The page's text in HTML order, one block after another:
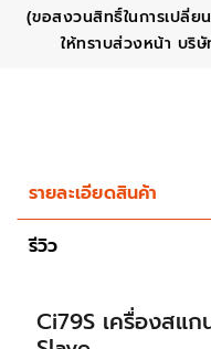
(ขอสงวนสิทธิ์ในการเปลี่ย
ให้ทราบส่วงหน้า บริ
รายละเอียดสินค้า
รีวิว
Ci79S เครื่องสแ